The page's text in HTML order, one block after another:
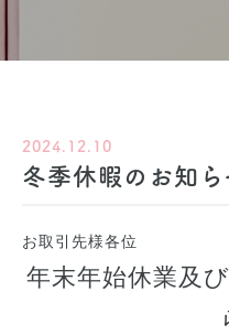
2024.12.10
冬季休暇のお知ら
お取引先様各位
年末年始休業及